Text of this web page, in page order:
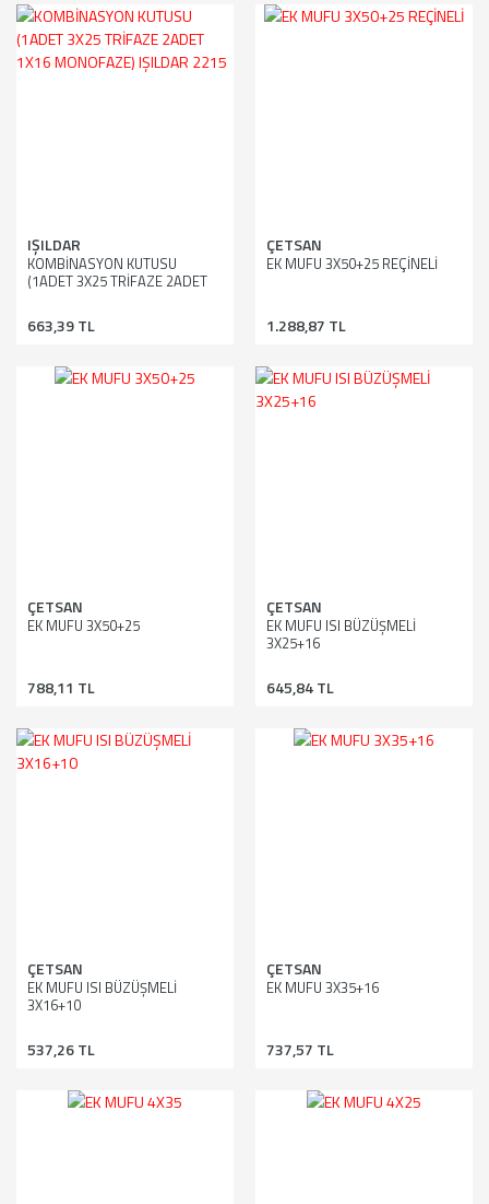
IŞILDAR
KOMBİNASYON KUTUSU
(1ADET 3X25 TRİFAZE 2ADET
2215
663,39 TL
ÇETSAN
EK MUFU 3X50+25 REÇİNELİ
1.288,87 TL
ÇETSAN
EK MUFU 3X50+25
788,11 TL
ÇETSAN
EK MUFU ISI BÜZÜŞMELİ
3X25+16
645,84 TL
ÇETSAN
EK MUFU ISI BÜZÜŞMELİ
3X16+10
537,26 TL
ÇETSAN
EK MUFU 3X35+16
737,57 TL